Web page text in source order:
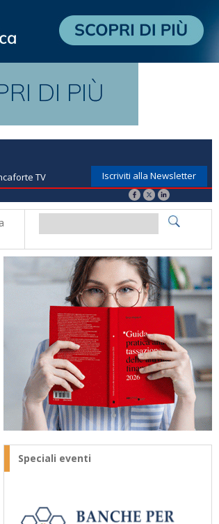
TV Iscriviti alla Newsletter
Speciali eventi